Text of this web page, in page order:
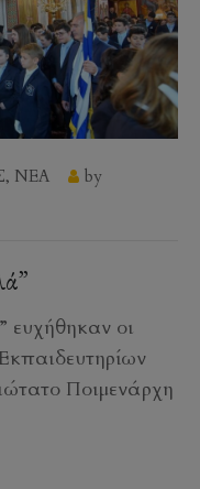
, ΝΕΑ
by
ευχήθηκαν οι
Ποιμενάρχη